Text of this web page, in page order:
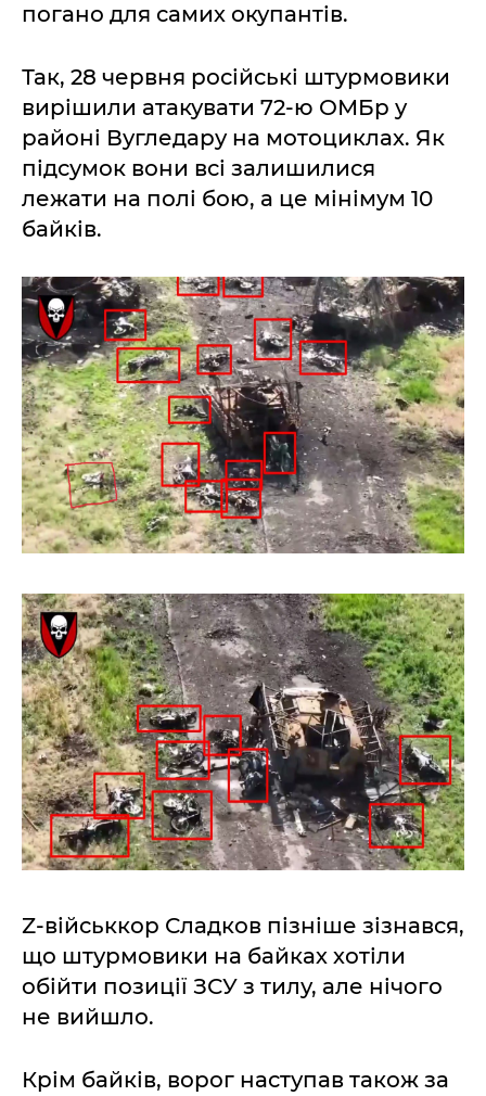
погано для самих окупантів.
Так, 28 червня російські штурмовики
вирішили атакувати 72-ю ОМБр у
районі Вугледару на мотоциклах. Як
підсумок вони всі залишилися
лежати на полі бою, а це мінімум 10
байків.
Z-військкор Сладков пізніше зізнався,
що штурмовики на байках хотіли
обійти позиції ЗСУ з тилу, але нічого
не вийшло.
Крім байків, ворог наступав також за